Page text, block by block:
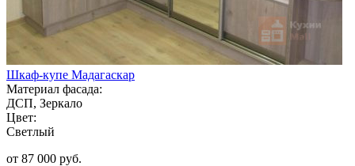
Шкаф-купе Мадагаскар
Материал фасада:
ДСП, Зеркало
Цвет:
Светлый
от 87 000 руб.